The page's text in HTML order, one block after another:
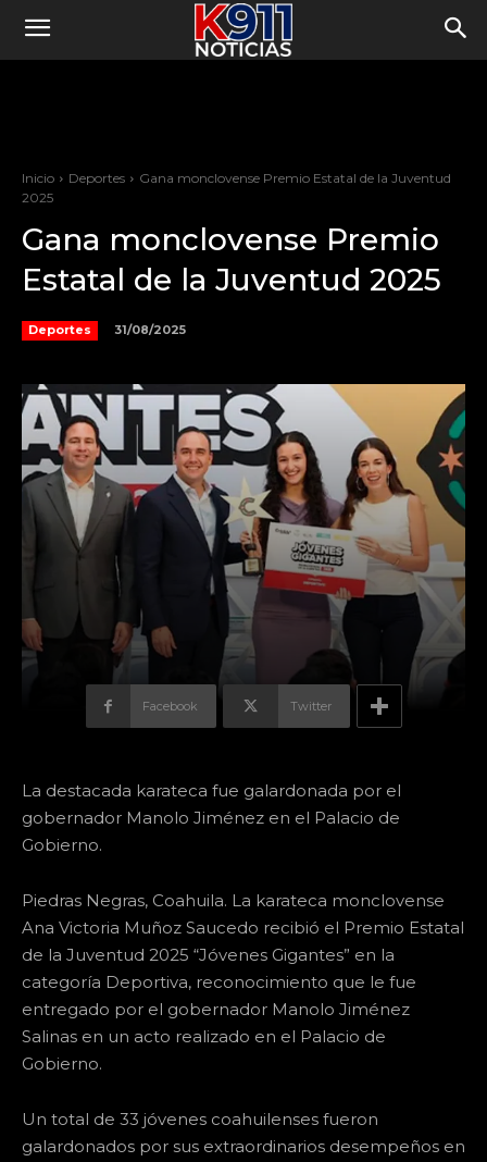
Inicio Deportes
Gana monclovense Premio Estatal de la Juventud
2025
Gana monclovense Premio
Estatal de la Juventud 2025
Deportes 31/08/2025
Facebook Twitter
La destacada karateca fue galardonada por el
gobernador Manolo Jiménez en el Palacio de
Gobierno.
Piedras Negras, Coahuila. La karateca monclovense
Ana Victoria Muñoz Saucedo recibió el Premio Estatal
de la Juventud 2025 “Jóvenes Gigantes” en la
categoría Deportiva, reconocimiento que le fue
entregado por el gobernador Manolo Jiménez
Salinas en un acto realizado en el Palacio de
Gobierno.
Un total de 33 jóvenes coahuilenses fueron
galardonados por sus extraordinarios desempeños en